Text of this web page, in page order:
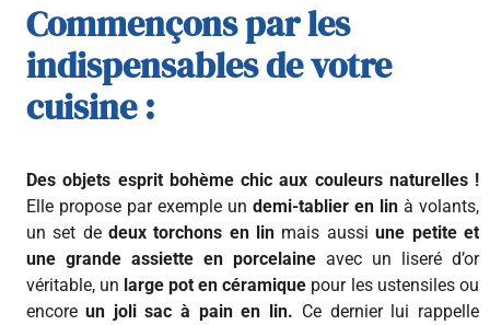
Commençons par les
indispensables de votre
cuisine :
Des objets esprit bohème chic aux couleurs naturelles !
Elle propose par exemple un demi-tablier en lin à volants,
un set de deux torchons en lin mais aussi une petite et
une grande assiette en porcelaine avec un liseré d’or
véritable, un large pot en céramique pour les ustensiles ou
encore un joli sac à pain en lin. Ce dernier lui rappelle